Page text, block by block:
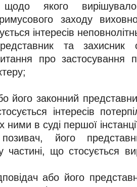
щодо якого
заходу
інтересів
та захисник
про застосування
його законний
інтересів
ними в суді першої
його
частині, що стосується
або його